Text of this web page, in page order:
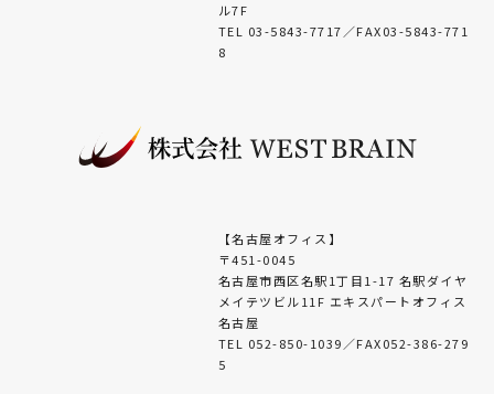
ル7F
TEL 03-5843-7717／FAX03-5843-771
8
【名古屋オフィス】
〒451-0045
名古屋市西区名駅1丁目1-17 名駅ダイヤ
メイテツビル11F エキスパートオフィス
名古屋
TEL 052-850-1039／FAX052-386-279
5